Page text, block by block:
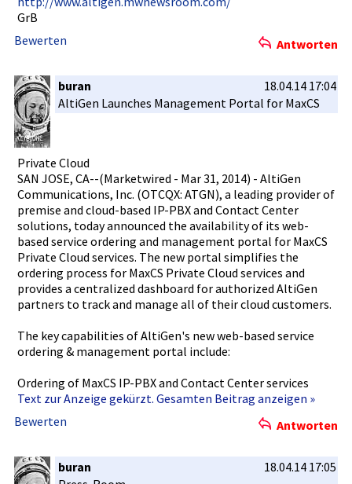
GrB
Bewerten
Antworten
buran
18.04.14 17:04
AltiGen Launches Management­ Portal for MaxCS
Private Cloud
SAN JOSE, CA--(Marke­twired - Mar 31, 2014) - AltiGen
Communicat­ions, Inc. (OTCQX: ATGN), a leading provider of
premise and cloud-base­d IP-PBX and Contact Center
solutions,­ today announced the availabili­ty of its web-
based service ordering and management­ portal for MaxCS
Private Cloud services. The new portal simplifies­ the
ordering process for MaxCS Private Cloud services and
provides a centralize­d dashboard for authorized­ AltiGen
partners to track and manage all of their cloud customers.­
The key capabiliti­es of AltiGen's new web-based service
ordering & management­ portal include:
Ordering of MaxCS IP-PBX and Contact Center services
Text zur Anzeige gekürzt. Gesamten Beitrag anzeigen »
Bewerten
Antworten
buran
18.04.14 17:05